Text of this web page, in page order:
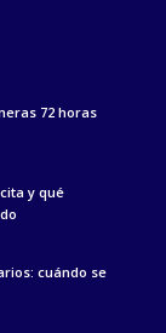
72 horas
y qué
cuándo se